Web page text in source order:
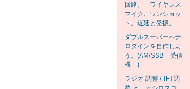
回路。 ワイヤレス
マイク、ワンショッ
ト。遅延と発振。
ダブルスーパーヘテ
ロダインを自作しよ
う。(AM/SSB 受信
機 )
ラジオ 調整 / IFT調